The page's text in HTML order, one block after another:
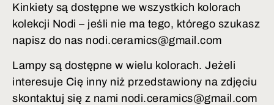
Kinkiety są dostępne we wszystkich kolorach
kolekcji Nodi – jeśli nie ma tego, którego szukasz
napisz do nas nodi.ceramics@gmail.com
Lampy są dostępne w wielu kolorach. Jeżeli
interesuje Cię inny niż przedstawiony na zdjęciu
skontaktuj się z nami nodi.ceramics@gmail.com